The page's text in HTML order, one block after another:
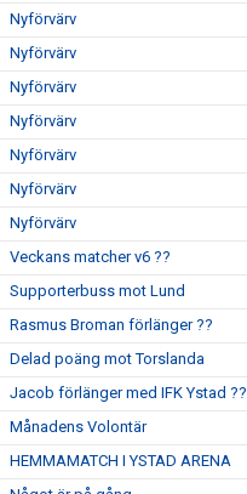
Nyförvärv
Nyförvärv
Nyförvärv
Nyförvärv
Nyförvärv
Nyförvärv
Nyförvärv
Veckans matcher v6 ??
Supporterbuss mot Lund
Rasmus Broman förlänger ??
Delad poäng mot Torslanda
Jacob förlänger med IFK Ystad ??
Månadens Volontär
HEMMAMATCH I YSTAD ARENA